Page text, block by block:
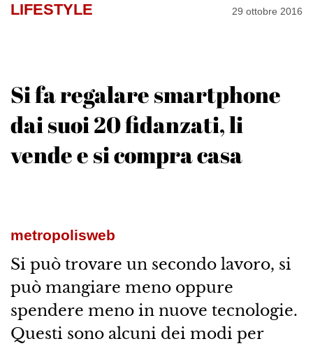
LIFESTYLE 29 ottobre 2016
Si fa regalare smartphone
dai suoi 20 fidanzati, li
vende e si compra casa
metropolisweb
Si può trovare un secondo lavoro, si
può mangiare meno oppure
spendere meno in nuove tecnologie.
Questi sono alcuni dei modi per